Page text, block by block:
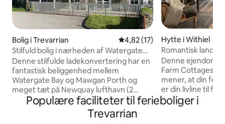
Bolig i Trevarrian 4,82 ud af 5 i gennemsnitlig
4,82 (17)
Stilfuld bolig i nærheden af Watergate
Bay og Mawgan Porth
Denne stilfulde ladekonvertering har en
fantastisk beliggenhed mellem
Watergate Bay og Mawgan Porth og
meget tæt på Newquay lufthavn (2
minutters kørsel). Et minuts gang til den
lokale pub, The Traveller's Rest. Mawgan
Porth ligger kun to minutters kørsel væk
Hytte i Withiel
Romantisk
Sauna
Denne ejendom
Farm Cottages-
mener, at din
er din livline til
genoprette
chance for at
Populære faciliteter til ferieboliger i
Trevarrian